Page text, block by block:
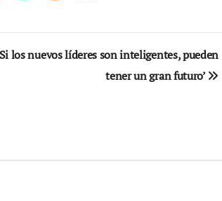
los nuevos líderes son inteligentes, pueden
tener un gran futuro’